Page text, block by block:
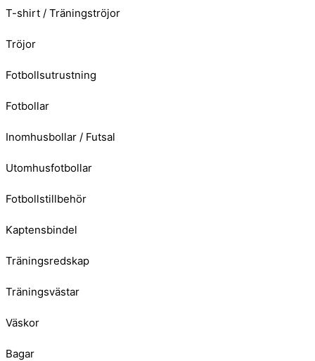
T-shirt / Träningströjor
Tröjor
Fotbollsutrustning
Fotbollar
Inomhusbollar / Futsal
Utomhusfotbollar
Fotbollstillbehör
Kaptensbindel
Träningsredskap
Träningsvästar
Väskor
Bagar